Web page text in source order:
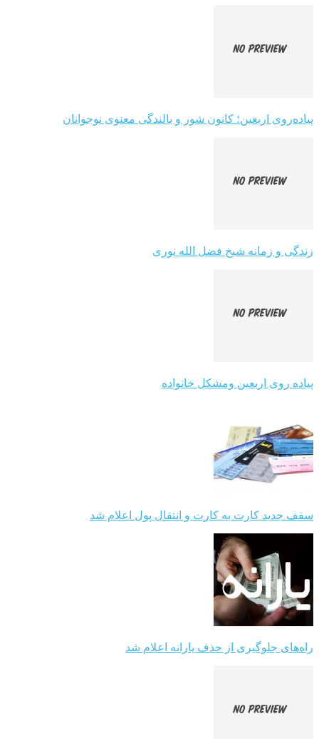
پیاده‌روی اربعین؛ کانون شور و بالندگی معنوی نوجوانان
زندگی و زمانه شیخ فضل الله نوری
پیاده روی اربعین ومشکل خانواده
سقف جدید کارت به کارت و انتقال پول اعلام شد
راه‌های جلوگیری از حذف یارانه اعلام شد